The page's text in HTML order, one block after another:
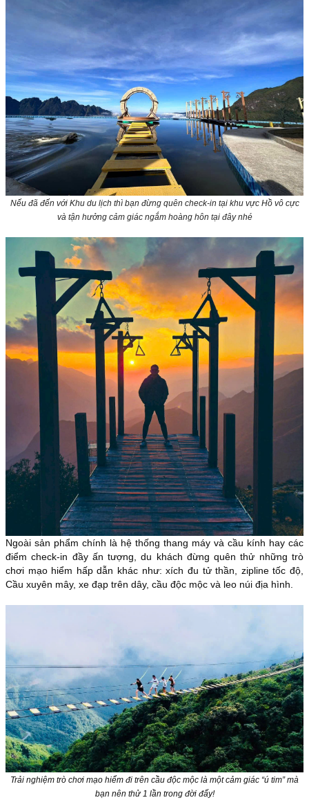
Nếu đã đến với Khu du lịch thì bạn đừng quên check-in tại khu vực Hồ vô cực
và tận hưởng cảm giác ngắm hoàng hôn tại đây nhé
Ngoài sản phẩm chính là hệ thống thang máy và cầu kính hay các
điểm check-in đầy ấn tượng, du khách đừng quên thử những trò
chơi mạo hiểm hấp dẫn khác như: xích đu tử thần, zipline tốc độ,
Cầu xuyên mây, xe đạp trên dây, cầu độc mộc và leo núi địa hình.
Trải nghiệm trò chơi mạo hiểm đi trên cầu độc mộc là một cảm giác “ú tim” mà
bạn nên thử 1 lần trong đời đấy!